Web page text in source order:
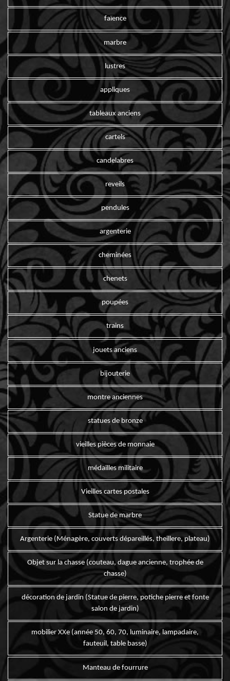
faïence
marbre
lustres
appliques
tableaux anciens
cartels
candelabres
reveils
pendules
argenterie
cheminées
chenets
poupées
trains
jouets anciens
bijouterie
montre anciennes
statues de bronze
vieilles pièces de monnaie
médailles militaire
Vieilles cartes postales
Statue de marbre
Argenterie (Ménagère, couverts dépareillés, theillere, plateau)
Objet sur la chasse (couteau, dague ancienne, trophée de
chasse)
décoration de jardin (Statue de pierre, potiche pierre et fonte
salon de jardin)
mobilier XXe (année 50, 60, 70, luminaire, lampadaire,
fauteuil, table basse)
Manteau de fourrure